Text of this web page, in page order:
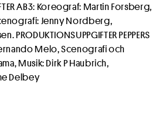
AB3: Koreograf: Martin Forsberg,
Jenny Nordberg,
PRODUKTIONSUPPGIFTER PEPPERS
Melo, Scenografi och
Musik: Dirk P Haubrich,
Delbey